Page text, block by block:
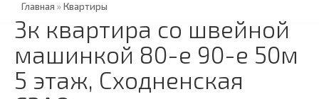
Главная »Квартиры
3к квартира со швейной
машинкой 80-е 90-е 50м
5 этаж, Сходненская